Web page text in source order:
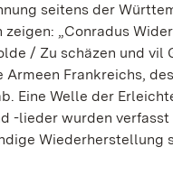
seitens der
„Conradus
/ Zu schäzen und vil
Frankreichs,
Eine Welle der
-lieder wurden
Wiederherstellung